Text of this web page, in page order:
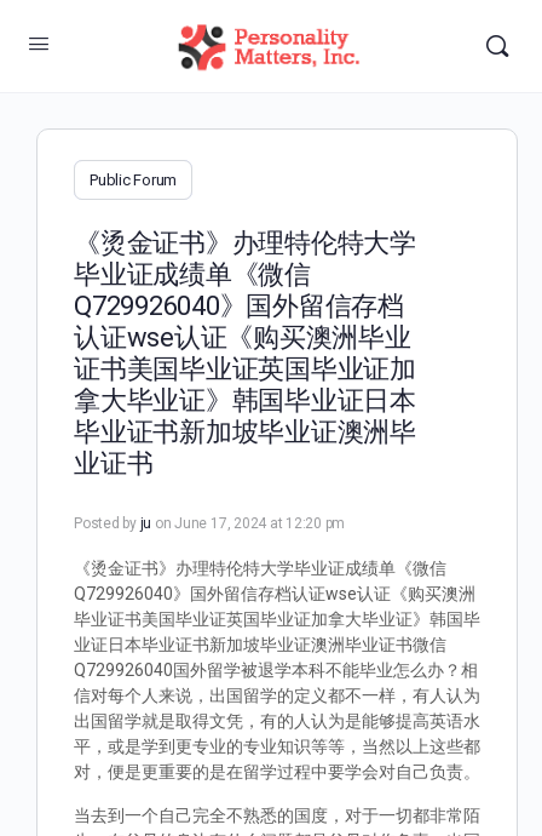
Public Forum
《烫金证书》办理特伦特大学
毕业证成绩单《微信
Q729926040》国外留信存档
认证wse认证《购买澳洲毕业
证书美国毕业证英国毕业证加
拿大毕业证》韩国毕业证日本
毕业证书新加坡毕业证澳洲毕
业证书
Posted by ju on June 17, 2024 at 12:20 pm
《烫金证书》办理特伦特大学毕业证成绩单《微信
Q729926040》国外留信存档认证wse认证《购买澳洲
毕业证书美国毕业证英国毕业证加拿大毕业证》韩国毕
业证日本毕业证书新加坡毕业证澳洲毕业证书微信
Q729926040国外留学被退学本科不能毕业怎么办？相
信对每个人来说，出国留学的定义都不一样，有人认为
出国留学就是取得文凭，有的人认为是能够提高英语水
平，或是学到更专业的专业知识等等，当然以上这些都
对，便是更重要的是在留学过程中要学会对自己负责。
当去到一个自己完全不熟悉的国度，对于一切都非常陌